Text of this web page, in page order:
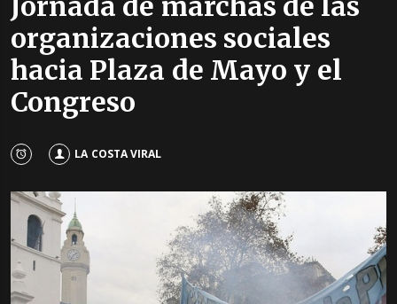
organizaciones sociales
hacia Plaza de Mayo y el
Congreso
LA COSTA VIRAL